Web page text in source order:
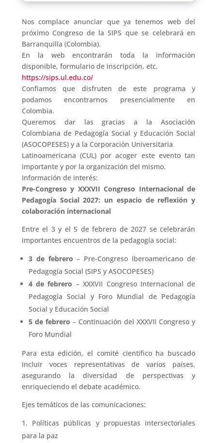
Nos complace anunciar que ya tenemos web del
próximo Congreso de la SIPS que se celebrará en
Barranquilla (Colombia).
En la web encontrarán toda la información
disponible, formulario de inscripción, etc.
https://sips.ul.edu.co/
Confiamos que disfruten de este programa y
podamos encontrarnos presencialmente en
Colombia.
Queremos dar las gracias a la Asociación
Colombiana de Pedagogía Social y Educación Social
(ASOCOPESES) y a la Corporación Universitaria
Latinoamericana (CUL) por acoger este evento tan
importante y por la organización del mismo.
Información de interés:
Pre-Congreso y XXXVII Congreso Internacional de
Pedagogía Social 2027: un espacio de reflexión y
colaboración internacional
Entre el 3 y el 5 de febrero de 2027 se celebrarán
importantes encuentros de la pedagogía social:
3 de febrero – Pre-Congreso Iberoamericano de
Pedagogía Social (SIPS y ASOCOPESES)
4 de febrero – XXXVII Congreso Internacional de
Pedagogía Social y Foro Mundial de Pedagogía
Social y Educación Social
5 de febrero – Continuación del XXXVII Congreso y
Foro Mundial
Para esta edición, el comité científicoha buscado
incluir voces representativas de varios países,
asegurando la diversidad de perspectivas y
enriqueciendo el debate académico.
Ejes temáticos de las comunicaciones:
Políticas públicas y propuestas intersectoriales
para la paz